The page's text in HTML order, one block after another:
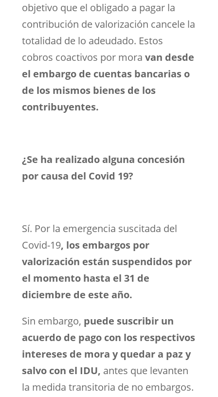
objetivo que el obligado a pagar la
contribución de valorización cancele la
totalidad de lo adeudado. Estos
cobros coactivos por mora van desde
el embargo de cuentas bancarias o
de los mismos bienes de los
contribuyentes.
¿Se ha realizado alguna concesión
por causa del Covid 19?
Sí. Por la emergencia suscitada del
Covid-19, los embargos por
valorización están suspendidos por
el momento hasta el 31 de
diciembre de este año.
Sin embargo, puede suscribir un
acuerdo de pago con los respectivos
intereses de mora y quedar a paz y
salvo con el IDU, antes que levanten
la medida transitoria de no embargos.